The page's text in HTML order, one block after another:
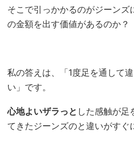
そこで引っかかるのがジーン
の金額を出す価値があるのか？
私の答えは、「 1度足を通して
い 」です。
心地よいザラっと した感触が足
てきたジーンズのと違いがすぐ